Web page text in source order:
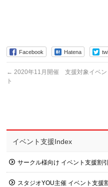
Facebook Hatena
← 2020年11月開催 支援対象イベン
ト
イベント支援Index
サークル様向け イベント支援割引
スタジオYOU主催 イベント支援